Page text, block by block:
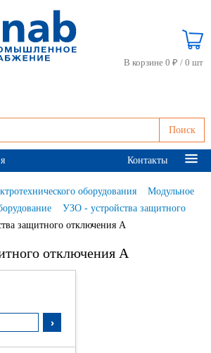
Поиск
В корзине 0 ₽ / 0 шт
Контакты
оборудования
Модульное
УЗО - устройства защитного
защитного отключения A
отключения A